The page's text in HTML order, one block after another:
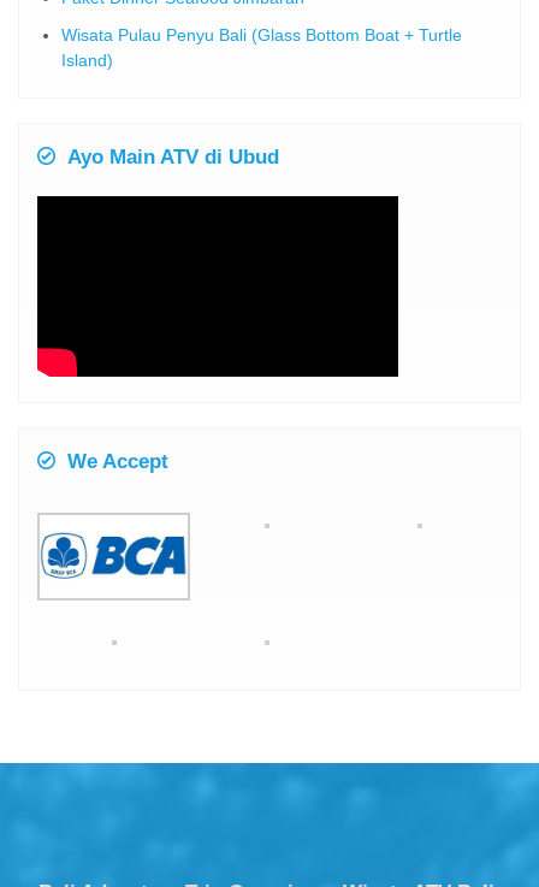
Wisata Pulau Penyu Bali (Glass Bottom Boat + Turtle
Island)
Ayo Main ATV di Ubud
We Accept